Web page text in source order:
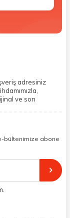
adresiniz
ve son
olarak geri
sağlıyoruz.
ürün seçeneğini
müşterilerimize
sağlıyoruz.
kullanarak
bir dünya
bültenimize abone